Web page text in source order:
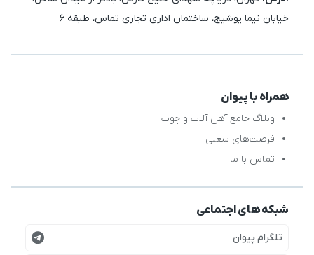
خیابان نیما یوشیج، ساختمان اداری تجاری تماس، طبقه 6
همراه با پیوان
وبلاگ جامع آهن آلات و چوب
فرصت‌های شغلی
تماس با ما
شبکه های اجتماعی
تلگرام پیوان